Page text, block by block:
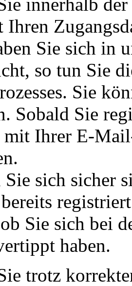
Sie sich in
so tun Sie
Sie
Sobald Sie
Ihrer E-
Sie sich sicher
Sie sich bei
haben.
trotz